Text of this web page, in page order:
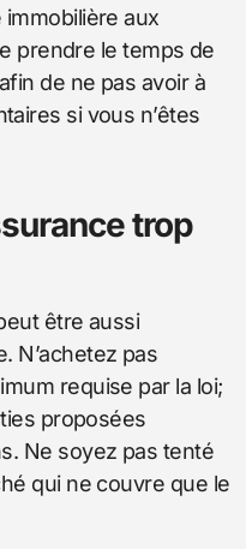
immobilière aux
prendre le temps de
de ne pas avoir à
si vous n’êtes
trop
être aussi
N’achetez pas
requise par la loi;
proposées
Ne soyez pas tenté
qui ne couvre que le